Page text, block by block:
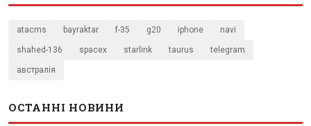
atacms bayraktar f-35 g20 iphone navi
shahed-136 spacex starlink taurus telegram
австралія
ОСТАННІ НОВИНИ